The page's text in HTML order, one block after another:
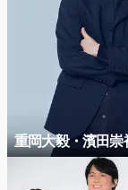
重岡大毅・濱田